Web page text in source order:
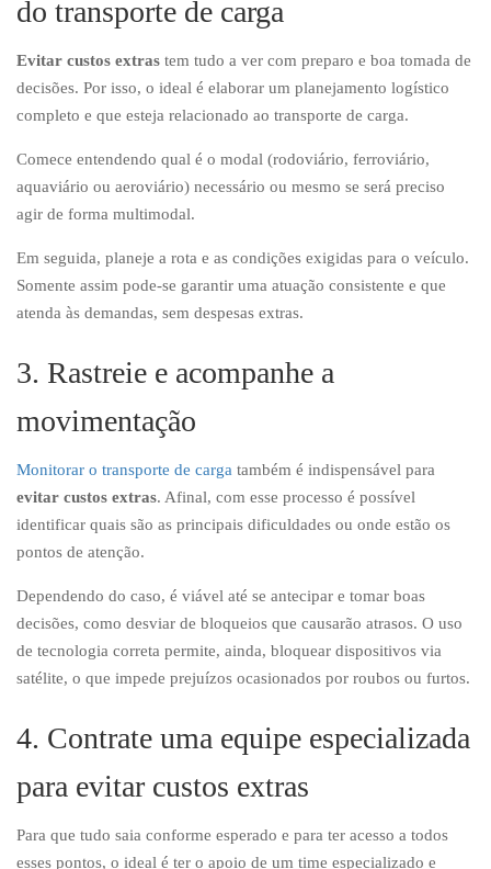
do transporte de carga
Evitar custos extras tem tudo a ver com preparo e boa tomada de
decisões. Por isso, o ideal é elaborar um planejamento logístico
completo e que esteja relacionado ao transporte de carga.
Comece entendendo qual é o modal (rodoviário, ferroviário,
aquaviário ou aeroviário) necessário ou mesmo se será preciso
agir de forma multimodal.
Em seguida, planeje a rota e as condições exigidas para o veículo.
Somente assim pode-se garantir uma atuação consistente e que
atenda às demandas, sem despesas extras.
3. Rastreie e acompanhe a
movimentação
Monitorar o transporte de carga também é indispensável para
evitar custos extras. Afinal, com esse processo é possível
identificar quais são as principais dificuldades ou onde estão os
pontos de atenção.
Dependendo do caso, é viável até se antecipar e tomar boas
decisões, como desviar de bloqueios que causarão atrasos. O uso
de tecnologia correta permite, ainda, bloquear dispositivos via
satélite, o que impede prejuízos ocasionados por roubos ou furtos.
4. Contrate uma equipe especializada
para evitar custos extras
Para que tudo saia conforme esperado e para ter acesso a todos
esses pontos, o ideal é ter o apoio de um time especializado e